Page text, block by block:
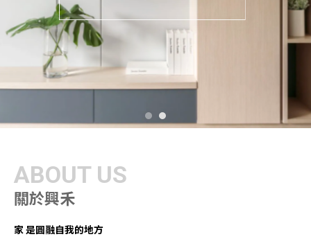
ABOUT US
關於興禾
家 是圓融自我的地方